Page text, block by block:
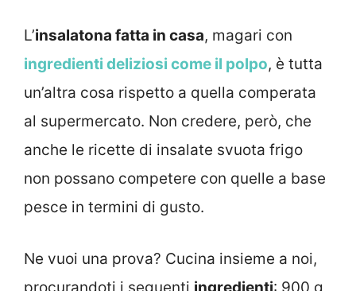
L’insalatona fatta in casa, magari con
ingredienti deliziosi come il polpo, è tutta
un’altra cosa rispetto a quella comperata
al supermercato. Non credere, però, che
anche le ricette di insalate svuota frigo
non possano competere con quelle a base
pesce in termini di gusto.
Ne vuoi una prova? Cucina insieme a noi,
procurandoti i seguenti ingredienti: 900 g